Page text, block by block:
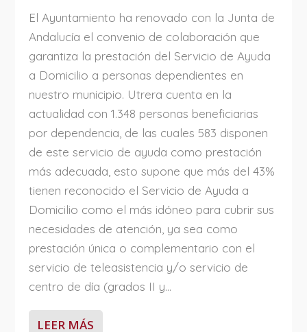
El Ayuntamiento ha renovado con la Junta de
Andalucía el convenio de colaboración que
garantiza la prestación del Servicio de Ayuda
a Domicilio a personas dependientes en
nuestro municipio. Utrera cuenta en la
actualidad con 1.348 personas beneficiarias
por dependencia, de las cuales 583 disponen
de este servicio de ayuda como prestación
más adecuada, esto supone que más del 43%
tienen reconocido el Servicio de Ayuda a
Domicilio como el más idóneo para cubrir sus
necesidades de atención, ya sea como
prestación única o complementario con el
servicio de teleasistencia y/o servicio de
centro de día (grados II y...
LEER MÁS